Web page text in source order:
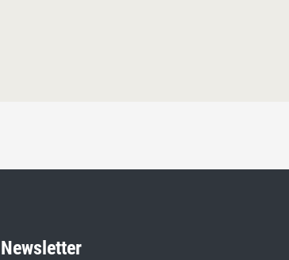
Newsletter